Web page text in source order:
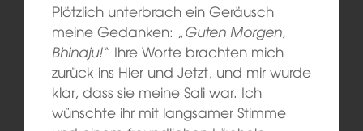
Plötzlich unterbrach ein Geräusch
meine Gedanken: „Guten Morgen,
Bhinaju!“ Ihre Worte brachten mich
zurück ins Hier und Jetzt, und mir wurde
klar, dass sie meine Sali war. Ich
wünschte ihr mit langsamer Stimme